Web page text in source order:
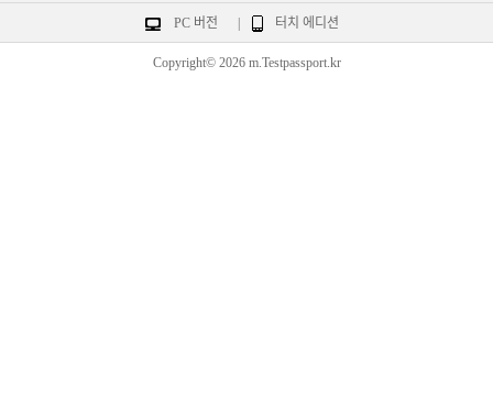
PC 버전 터치 에디션
Copyright© 2026 m.Testpassport.kr